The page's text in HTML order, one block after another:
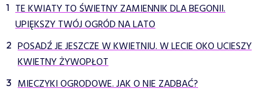
TE KWIATY TO ŚWIETNY ZAMIENNIK DLA BEGONII.
UPIĘKSZY TWÓJ OGRÓD NA LATO
POSADŹ JE JESZCZE W KWIETNIU. W LECIE OKO UCIESZY
KWIETNY ŻYWOPŁOT
MIECZYKI OGRODOWE. JAK O NIE ZADBAĆ?